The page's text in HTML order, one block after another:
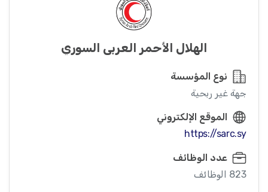
الهلال الأحمر العربي السوري
نوع المؤسسة
جهة غير ربحية
الموقع الإلكتروني
https://sarc.sy
عدد الوظائف
823 الوظائف